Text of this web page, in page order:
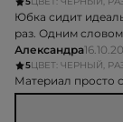
Юбка сидит
раз. Одним
Александра
5ЦВЕТ: ЧЕРНЫЙ,
Материал просто